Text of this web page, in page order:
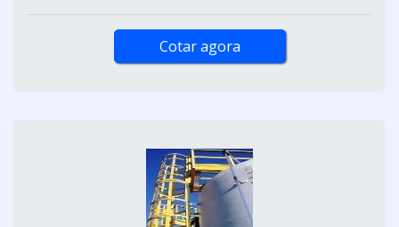
Cotar agora